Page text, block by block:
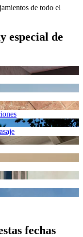
de todo el
especial de
fechas